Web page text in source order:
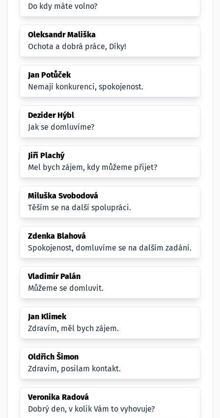
Do kdy máte volno?
Oleksandr Mališka
Ochota a dobrá práce, Díky!
Jan Potůček
Nemají konkurenci, spokojenost.
Dezider Hýbl
Jak se domluvíme?
Jiří Plachý
Mel bych zájem, kdy můžeme přijet?
Miluška Svobodová
Těším se na další spolupráci.
Zdenka Blahová
Spokojenost, domluvíme se na dalším zadání.
Vladimír Palán
Můžeme se domluvit.
Jan Klimek
Zdravím, měl bych zájem.
Oldřich Šimon
Zdravim, posilam kontakt.
Veronika Radová
Dobrý den, v kolik Vám to vyhovuje?